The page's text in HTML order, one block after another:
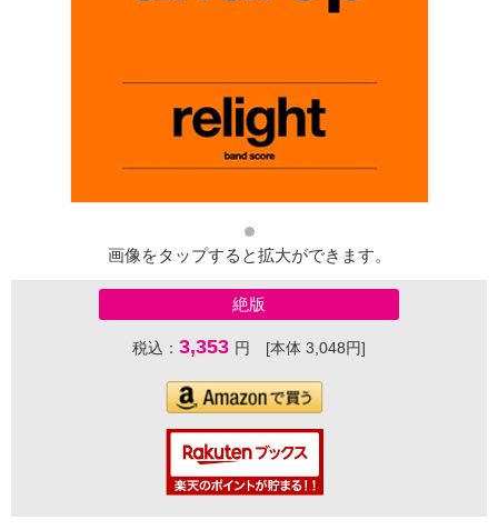
画像をタップすると拡大ができます。
絶版
税込： 3,353 円 [本体 3,048円]